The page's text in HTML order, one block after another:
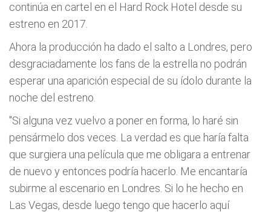
continúa en cartel en el Hard Rock Hotel desde su
estreno en 2017.
Ahora la producción ha dado el salto a Londres, pero
desgraciadamente los fans de la estrella no podrán
esperar una aparición especial de su ídolo durante la
noche del estreno.
"Si alguna vez vuelvo a poner en forma, lo haré sin
pensármelo dos veces. La verdad es que haría falta
que surgiera una película que me obligara a entrenar
de nuevo y entonces podría hacerlo. Me encantaría
subirme al escenario en Londres. Si lo he hecho en
Las Vegas, desde luego tengo que hacerlo aquí